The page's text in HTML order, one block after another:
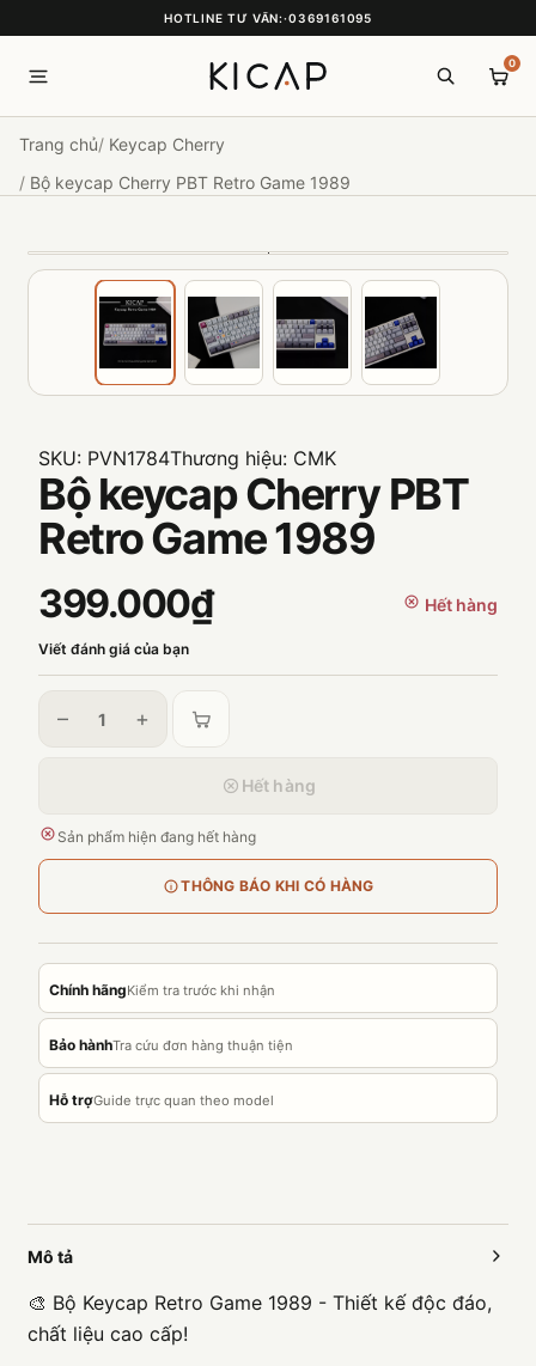
HOTLINE TƯ VẤN:·0369161095
0
Trang chủ
Keycap Cherry
Bộ keycap Cherry PBT Retro Game 1989
Bộ keycap Cherry PBT
Retro Game 1989
SKU: PVN1784Thương hiệu: CMK
399.000₫ Hết hàng
Viết đánh giá của bạn
– +
Hết hàng
Sản phẩm hiện đang hết hàng
THÔNG BÁO KHI CÓ HÀNG
Chính hãngKiểm tra trước khi nhận
Bảo hànhTra cứu đơn hàng thuận tiện
Hỗ trợGuide trực quan theo model
Mô tả
🎨 Bộ Keycap Retro Game 1989 - Thiết kế độc đáo,
chất liệu cao cấp!